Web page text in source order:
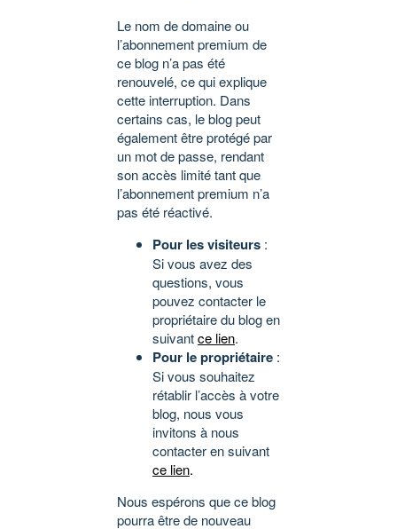
Le nom de domaine ou
l’abonnement premium de
ce blog n’a pas été
renouvelé, ce qui explique
cette interruption. Dans
certains cas, le blog peut
également être protégé par
un mot de passe, rendant
son accès limité tant que
l’abonnement premium n’a
pas été réactivé.
Pour les visiteurs :
Si vous avez des
questions, vous
pouvez contacter le
propriétaire du blog en
suivantce lien.
Pour le propriétaire :
Si vous souhaitez
rétablir l’accès à votre
blog, nous vous
invitons à nous
contacter en suivant
ce lien.
Nous espérons que ce blog
pourra être de nouveau